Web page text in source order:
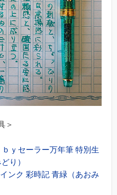
＞
ｙセーラー万年筆 特別生
り）
ンク 彩時記 青緑（あおみ